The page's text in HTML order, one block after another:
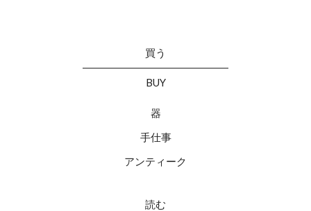
買う
BUY
器
手仕事
アンティーク
読む